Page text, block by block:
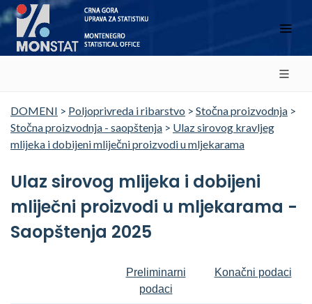
DOMENI > Poljoprivreda i ribarstvo > Stočna proizvodnja >
Stočna proizvodnja - saopštenja > Ulaz sirovog kravljeg
mlijeka i dobijeni mliječni proizvodi u mljekarama
Ulaz sirovog mlijeka i dobijeni
mliječni proizvodi u mljekarama -
Saopštenja 2025
Preliminarni
podaci
Konačni podaci